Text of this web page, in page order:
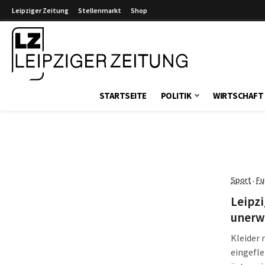
Leipziger Zeitung Stellenmarkt Shop
STARTSEITE POLITIK WIRTSCHAFT
Sport·
Kleider